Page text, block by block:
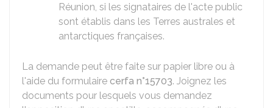
Réunion, si les signataires de l'acte public
sont établis dans les Terres australes et
antarctiques françaises.
La demande peut être faite sur papier libre ou à
l'aide du formulaire cerfa n°15703. Joignez les
documents pour lesquels vous demandez